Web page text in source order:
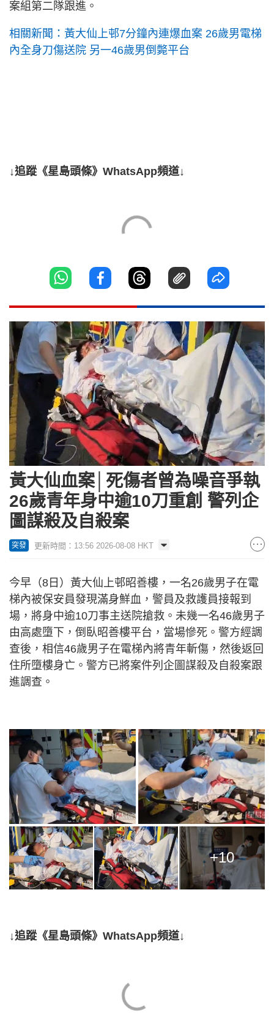
案組第二隊跟進。
相關新聞：黃大仙上邨7分鐘內連爆血案 26歲男電梯
內全身刀傷送院 另一46歲男倒斃平台
↓追蹤《星島頭條》WhatsApp頻道↓
黃大仙血案│死傷者曾為噪音爭執
26歲青年身中逾10刀重創 警列企
圖謀殺及自殺案
突發 更新時間：13:56 2026-08-08 HKT
今早（8日）黃大仙上邨昭善樓，一名26歲男子在電
梯內被保安員發現滿身鮮血，警員及救護員接報到
場，將身中逾10刀事主送院搶救。未幾一名46歲男子
由高處墮下，倒臥昭善樓平台，當場慘死。警方經調
查後，相信46歲男子在電梯內將青年斬傷，然後返回
住所墮樓身亡。警方已將案件列企圖謀殺及自殺案跟
進調查。
+10
↓追蹤《星島頭條》WhatsApp頻道↓